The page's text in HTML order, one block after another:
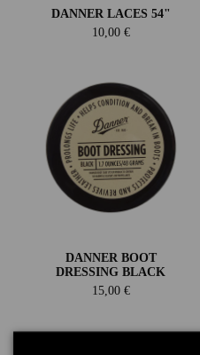
DANNER LACES 54"
10,00 €
DANNER BOOT
DRESSING BLACK
15,00 €